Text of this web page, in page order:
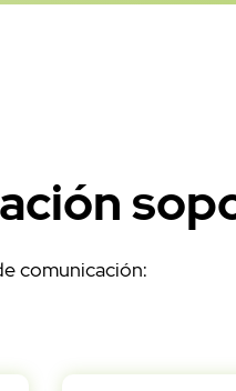
) {
comunicación: